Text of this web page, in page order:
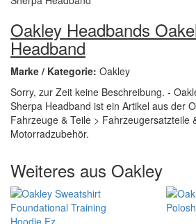
Oakley Headbands
Headband
Marke / Kategorie: Oakley
Sorry, zur Zeit keine Beschreibung. -
Sherpa Headband ist ein Artikel aus der
Fahrzeuge & Teile > Fahrzeugersatzteile
Motorradzubehör.
Weiteres aus Oakley